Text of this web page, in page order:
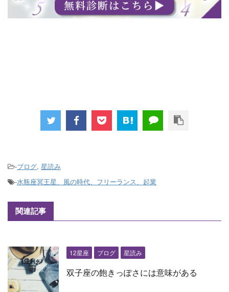
-ブログ, 星読み
-水瓶座冥王星、風の時代、フリーランス、起業
関連記事
12星座 ブログ 星読み
双子座の飽きっぽさには意味がある